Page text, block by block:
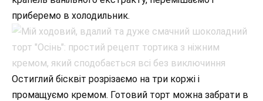
приберемо в холодильник.
Остиглий бісквіт розрізаємо на три коржі і
промащуємо кремом. Готовий торт можна забрати в